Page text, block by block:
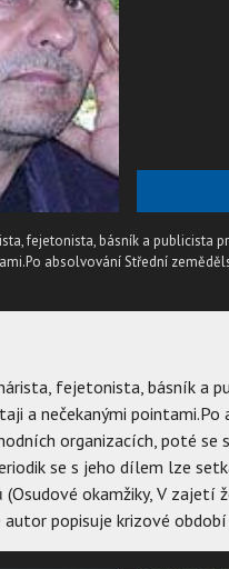
fejetonista, básník a publicista
absolvování Střední
fejetonista, básník a
a nečekanými
organizacích, poté
se s jeho dílem lze
(Osudové okamžiky, V zajetí
autor popisuje krizové